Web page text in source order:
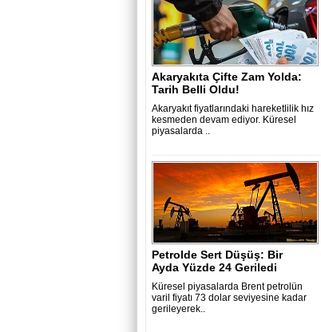
Akaryakıta Çifte Zam Yolda:
Tarih Belli Oldu!
Akaryakıt fiyatlarındaki hareketlilik hız
kesmeden devam ediyor. Küresel
piyasalarda ..
Petrolde Sert Düşüş: Bir
Ayda Yüzde 24 Geriledi
Küresel piyasalarda Brent petrolün
varil fiyatı 73 dolar seviyesine kadar
gerileyerek..